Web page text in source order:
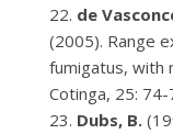
de
(2005). Range
fumigatus, with
Cotinga, 25: 74-
Dubs, B.